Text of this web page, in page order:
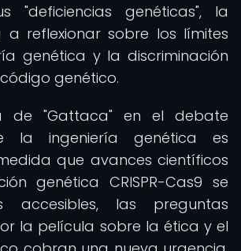
"deficiencias genéticas", la
a reflexionar sobre los límites
genética y la discriminación
genético.
de "Gattaca" en el debate
la ingeniería genética es
que avances científicos
genética CRISPR-Cas9 se
accesibles, las preguntas
la película sobre la ética y el